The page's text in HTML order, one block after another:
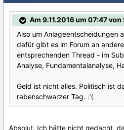
Am 9.11.2016 um 07:47
Also um Anlageentscheidungen
dafür gibt es im Forum an
entsprechenden Thread - im
Analyse, Fundamentalanalyse,
Geld ist nicht alles. Politisch ist
rabenschwarzer Tag. :'(
Absolut. Ich hätte nicht gedacht,